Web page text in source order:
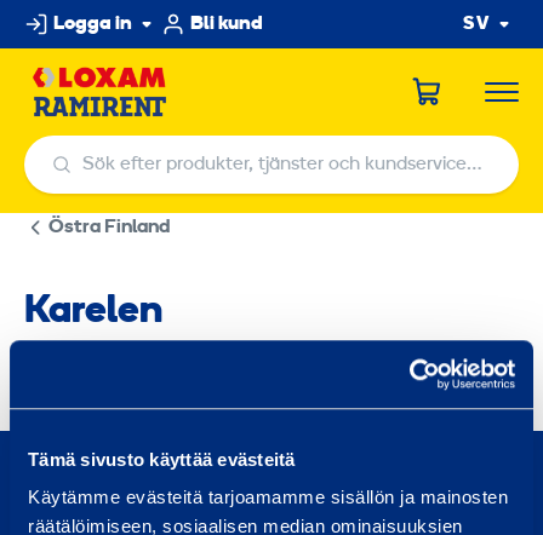
Tämä sivusto käyttää evästeitä
Käytämme evästeitä tarjoamamme sisällön ja mainosten
räätälöimiseen, sosiaalisen median ominaisuuksien
Hoppa
till
innehållet
Logga in Bli kund SV
Sök efter produkter, tjänster och kundservicecenter
Sök efter produkter, tjänster och kundservicecenter
Östra Finland
Karelen